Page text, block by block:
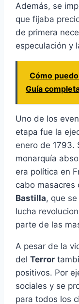
Además, se
que fijaba
de primera
especulación y
Cómo
Guía
Uno de los
etapa fue la
enero de 1793.
monarquía
era política en
cabo masacres
Bastilla, que
lucha
parte de las
A pesar de la
del Terror
positivos. Por
sociales y se
para todos los